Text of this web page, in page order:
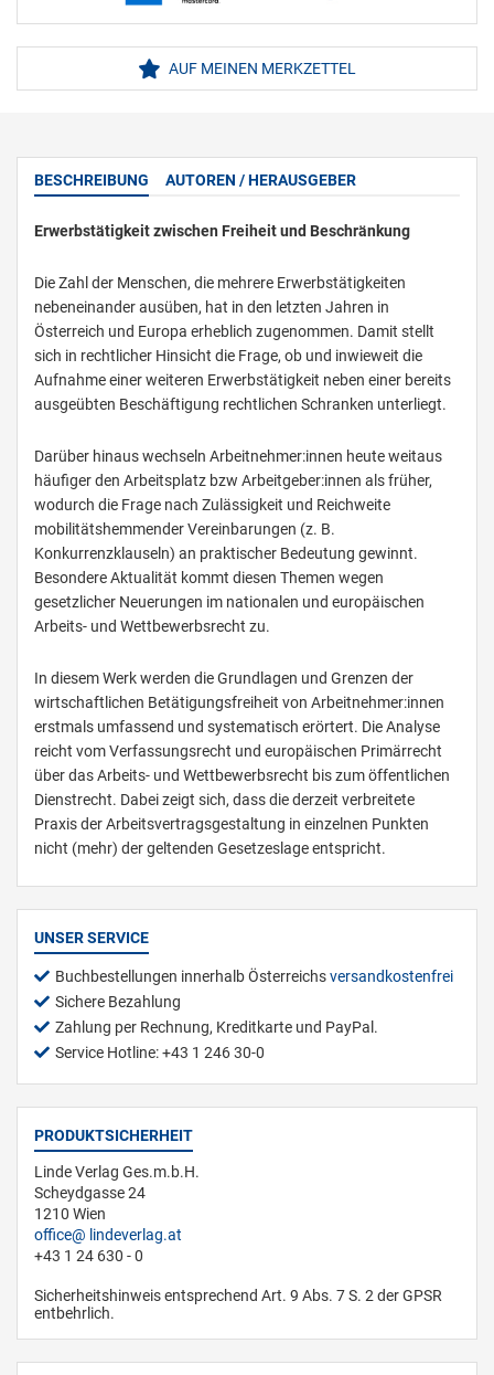
AUF MEINEN MERKZETTEL
BESCHREIBUNG AUTOREN / HERAUSGEBER
Erwerbstätigkeit zwischen Freiheit und Beschränkung
Die Zahl der Menschen, die mehrere Erwerbstätigkeiten
nebeneinander ausüben, hat in den letzten Jahren in
Österreich und Europa erheblich zugenommen. Damit stellt
sich in rechtlicher Hinsicht die Frage, ob und inwieweit die
Aufnahme einer weiteren Erwerbstätigkeit neben einer bereits
ausgeübten Beschäftigung rechtlichen Schranken unterliegt.
Darüber hinaus wechseln Arbeitnehmer:innen heute weitaus
häufiger den Arbeitsplatz bzw Arbeitgeber:innen als früher,
wodurch die Frage nach Zulässigkeit und Reichweite
mobilitätshemmender Vereinbarungen (z. B.
Konkurrenzklauseln) an praktischer Bedeutung gewinnt.
Besondere Aktualität kommt diesen Themen wegen
gesetzlicher Neuerungen im nationalen und europäischen
Arbeits- und Wettbewerbsrecht zu.
In diesem Werk werden die Grundlagen und Grenzen der
wirtschaftlichen Betätigungsfreiheit von Arbeitnehmer:innen
erstmals umfassend und systematisch erörtert. Die Analyse
reicht vom Verfassungsrecht und europäischen Primärrecht
über das Arbeits- und Wettbewerbsrecht bis zum öffentlichen
Dienstrecht. Dabei zeigt sich, dass die derzeit verbreitete
Praxis der Arbeitsvertragsgestaltung in einzelnen Punkten
nicht (mehr) der geltenden Gesetzeslage entspricht.
UNSER SERVICE
Buchbestellungen innerhalb Österreichsversandkostenfrei
Sichere Bezahlung
Zahlung per Rechnung, Kreditkarte und PayPal.
Service Hotline: +43 1 246 30-0
PRODUKTSICHERHEIT
Linde Verlag Ges.m.b.H.
Scheydgasse 24
1210 Wien
office
lindeverlag.at
+43 1 24 630 - 0
Sicherheitshinweis entsprechend Art. 9 Abs. 7 S. 2 der GPSR
entbehrlich.